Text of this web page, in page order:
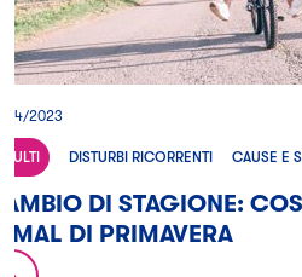
04/2023
DISTURBI RICORRENTI CAUSE E
DI STAGIONE:
MAL DI PRIMAVERA